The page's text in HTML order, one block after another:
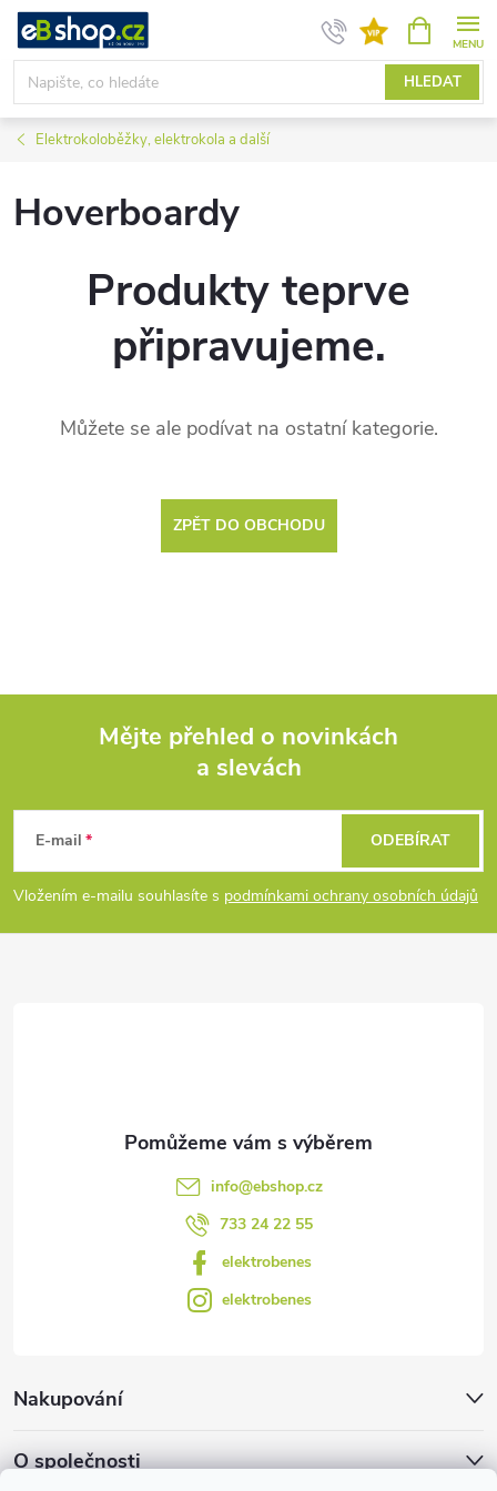
Přejít
obsah
HLEDAT
NÁKUPNÍ
KOŠÍK
Elektrokoloběžky, elektrokola a další
Hoverboardy
Produkty teprve
připravujeme.
Můžete se ale podívat na ostatní kategorie.
ZPĚT DO OBCHODU
p
Mějte přehled o novinkách
a slevách
E-mail
Vložením e-mailu souhlasíte s podmínkami ochrany osobních údajů
ODEBÍRAT
Nakupování
O společnosti
info@ebshop.cz
733 24 22 55
elektrobenes
elektrobenes